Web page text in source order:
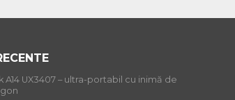
A14 UX3407 – ultra-portabil cu inimă de